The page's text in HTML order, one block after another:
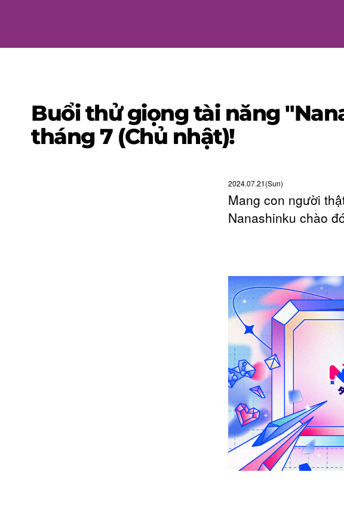
Buổi thử giọng tài năng
tháng 7 (Chủ nhật)!
2024.07.21(Sun)
Mang con người
Nanashinku chào